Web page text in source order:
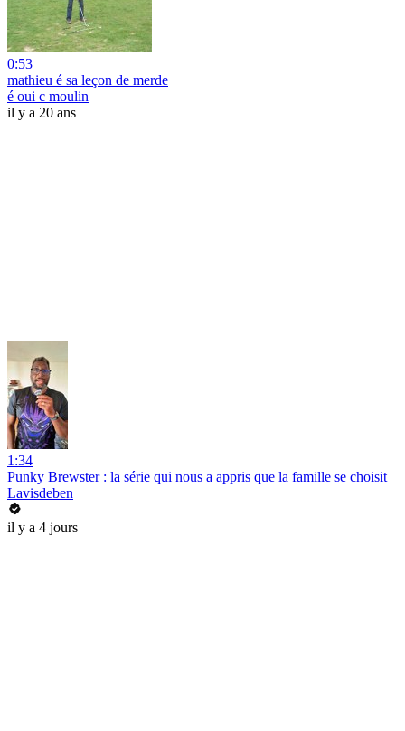
0:53
mathieu é sa leçon de merde
é oui c moulin
il y a 20 ans
1:34
Punky Brewster : la série qui nous a appris que la famille se choisit
Lavisdeben
il y a 4 jours